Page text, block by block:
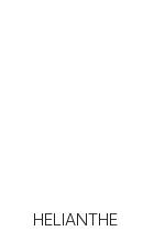
HELIANTHE